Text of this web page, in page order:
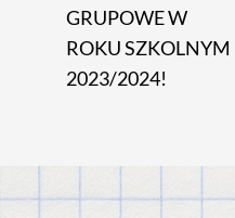
GRUPOWE W
ROKU SZKOLNYM
2023/2024!